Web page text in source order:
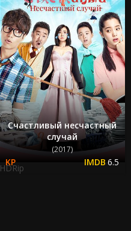
Счастливый несчастный
случай
(2017)
6.5
HDRip